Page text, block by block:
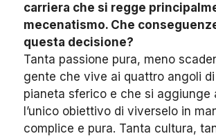
carriera che si regge
mecenatismo. Che
questa decisione?
Tanta passione pura, meno
gente che vive ai quattro angoli
pianeta sferico e che si aggiunge
l’unico obiettivo di viverselo in
complice e pura. Tanta cultura,